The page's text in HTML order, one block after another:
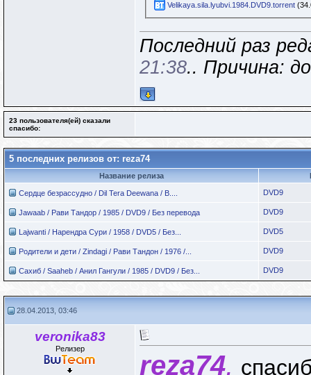
Velikaya.sila.lyubvi.1984.DVD9.torrent
Последний раз
21:38.. Причина:
23 пользователя(ей) сказали
cпасибо:
5 последних релизов от: reza74
Название релиза
Сердце безрассудно / Dil Tera Deewana / B.... DVD9
Jawaab / Рави Тандор / 1985 / DVD9 / Без перевода DVD9
Lajwanti / Нарендра Сури / 1958 / DVD5 / Без... DVD5
Родители и дети / Zindagi / Рави Тандон / 1976 /... DVD9
Сахиб / Saaheb / Анил Гангули / 1985 / DVD9 / Без... DVD9
28.04.2013, 03:46
veronika83
Релизер
reza74,